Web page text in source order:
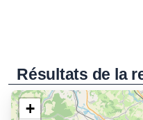
Résultats de la
+